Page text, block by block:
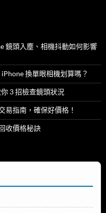
鏡頭入塵、相機抖動如何影響
換單眼相機划算嗎？
3 招檢查鏡頭狀況
易指南，確保好價格！
收價格秘訣